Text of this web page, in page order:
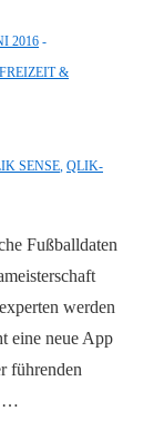
2016
FREIZEIT &
SENSE, QLIK-
Fußballdaten
werden
eine neue App
führenden
…